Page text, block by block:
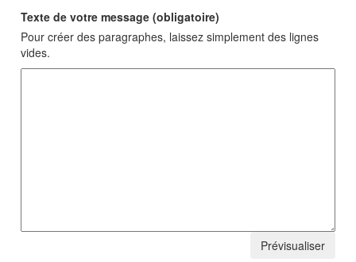
Texte de votre message (obligatoire)
Pour créer des paragraphes, laissez simplement des lignes
vides.